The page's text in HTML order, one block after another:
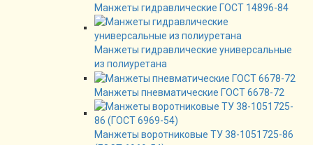
Манжеты гидравлические ГОСТ 14896-84
Манжеты гидравлические универсальные
из полиуретана
Манжеты пневматические ГОСТ 6678-72
Манжеты воротниковые ТУ 38-1051725-86